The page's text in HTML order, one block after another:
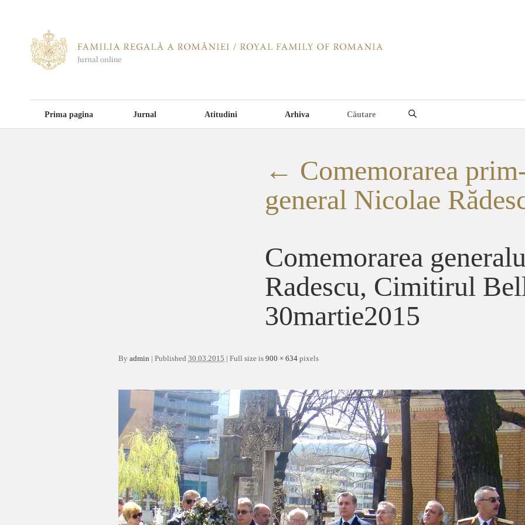
Prima pagina Jurnal Atitudini Arhiva
← Comemorarea
general Nicolae
Comemorarea
Radescu, Cimitirul
30martie2015
By admin | Published 30.03.2015 | Full size is 900 × 634 pixels